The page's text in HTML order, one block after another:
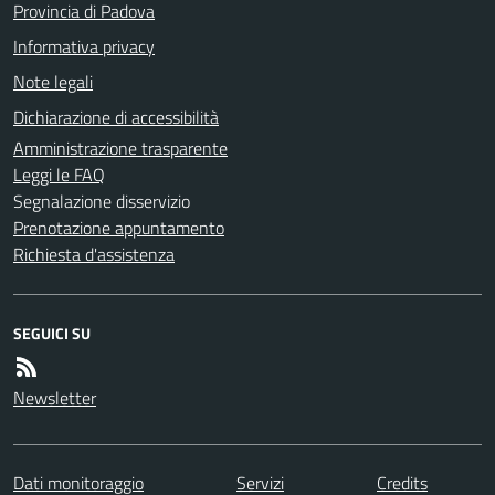
Provincia di Padova
Informativa privacy
Note legali
Dichiarazione di accessibilità
Amministrazione trasparente
Leggi le FAQ
Segnalazione disservizio
Prenotazione appuntamento
Richiesta d'assistenza
SEGUICI SU
Newsletter
Dati monitoraggio Servizi Credits